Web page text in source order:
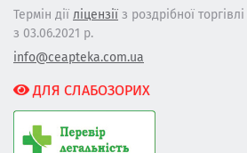
Термін дії ліцензії з роздрібної
з 03.06.2021 р.
info@ceapteka.com.ua
ДЛЯ СЛАБОЗОРИХ